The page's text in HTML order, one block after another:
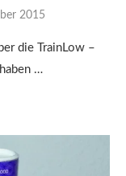
2015
die TrainLow –
…